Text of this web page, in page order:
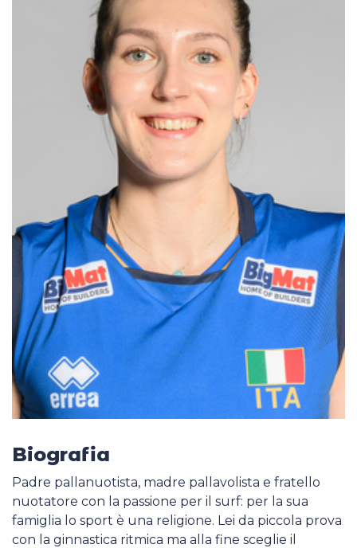
Biografia
Padre pallanuotista, madre pallavolista e fratello
nuotatore con la passione per il surf: per la sua
famiglia lo sport è una religione. Lei da piccola prova
con la ginnastica ritmica ma alla fine sceglie il